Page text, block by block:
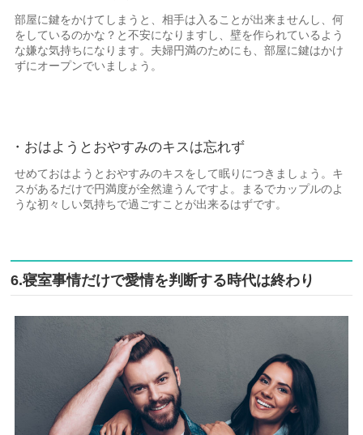
部屋に鍵をかけてしまうと、相手は入ることが出来ませんし、何
をしているのかな？と不安になりますし、壁を作られているよう
な嫌な気持ちになります。夫婦円満のためにも、部屋に鍵はかけ
ずにオープンでいましょう。
・おはようとおやすみのキスは忘れず
せめておはようとおやすみのキスをして眠りにつきましょう。キ
スがあるだけで円満度が全然違うんですよ。まるでカップルのよ
うな初々しい気持ちで過ごすことが出来るはずです。
6.寝室事情だけで愛情を判断する時代は終わり